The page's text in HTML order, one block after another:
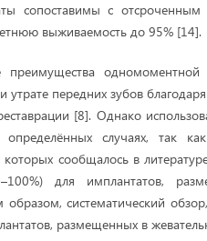
сопоставимы с
выживаемость до 95% [14].
преимущества
утрате передних зубов
[8]. Однако
случаях, так
которых сообщалось в
для имплантатов,
образом, систематический
размещенных в